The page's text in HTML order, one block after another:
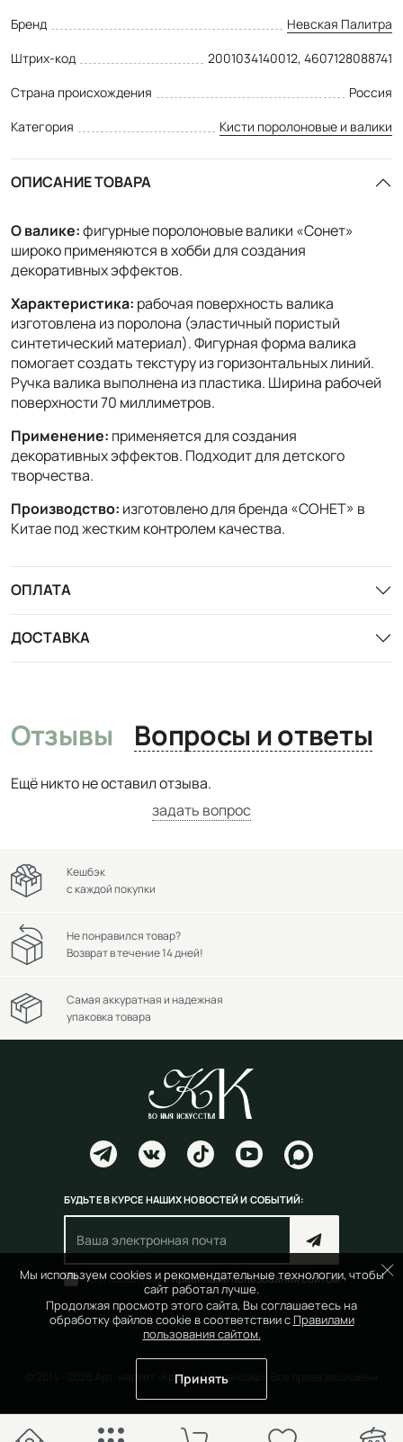
Бренд
Невская Палитра
Штрих-код
2001034140012, 4607128088741
Страна происхождения
Россия
Категория
Кисти поролоновые и валики
ОПИСАНИЕ ТОВАРА
О валике:фигурные поролоновые валики «Сонет»
широко применяются в хобби для создания
декоративных эффектов.
Характеристика: рабочая поверхность валика
изготовлена из поролона (эластичный пористый
синтетический материал). Фигурная форма валика
помогает создать текстуру из горизонтальных линий.
Ручка валика выполнена из пластика. Ширина рабочей
поверхности 70 миллиметров.
Применение: применяется для создания
декоративных эффектов. Подходит для детского
творчества.
Производство: изготовлено для бренда «СОНЕТ» в
Китае под жестким контролем качества.
ОПЛАТА
ДОСТАВКА
Отзывы Вопросы и ответы
Ещё никто не оставил отзыва.
задать вопрос
Мы используем cookies и рекомендательные технологии, чтобы
сайт работал лучше.
Продолжая просмотр этого сайта, Вы соглашаетесь на
обработку файлов cookie в соответствии с Правилами
пользования сайтом.
Принять
Кешбэк
с каждой покупки
Не понравился товар?
Возврат в течение 14 дней!
Самая аккуратная и надежная
упаковка товара
БУДЬТЕ В КУРСЕ НАШИХ НОВОСТЕЙ И СОБЫТИЙ:
Согласен(на) справилами пользования сайтом
© 2014 - 2026 Арт-маркет «Красный Карандаш». Все права защищены